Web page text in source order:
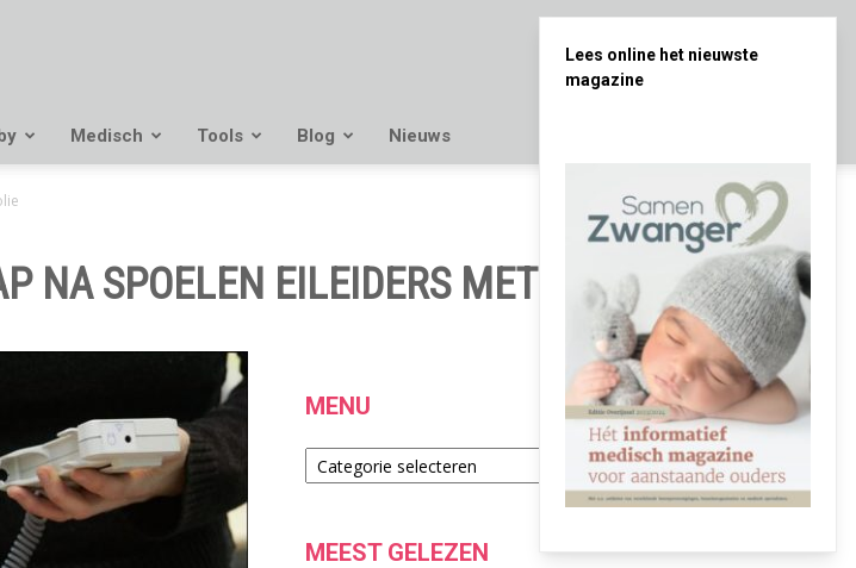
Medisch Tools Blog Nieuws
NA SPOELEN EILEIDERS MET OLIE
MENU
Menu
MEEST GELEZEN
Lees online het nieuwste
magazine